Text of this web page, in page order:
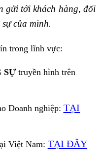
gửi tới khách hàng, đối
của mình.
trong lĩnh vực:
SỰtruyền hình trên
Doanh nghiệp: TẠI
Việt Nam: TẠI ĐÂY